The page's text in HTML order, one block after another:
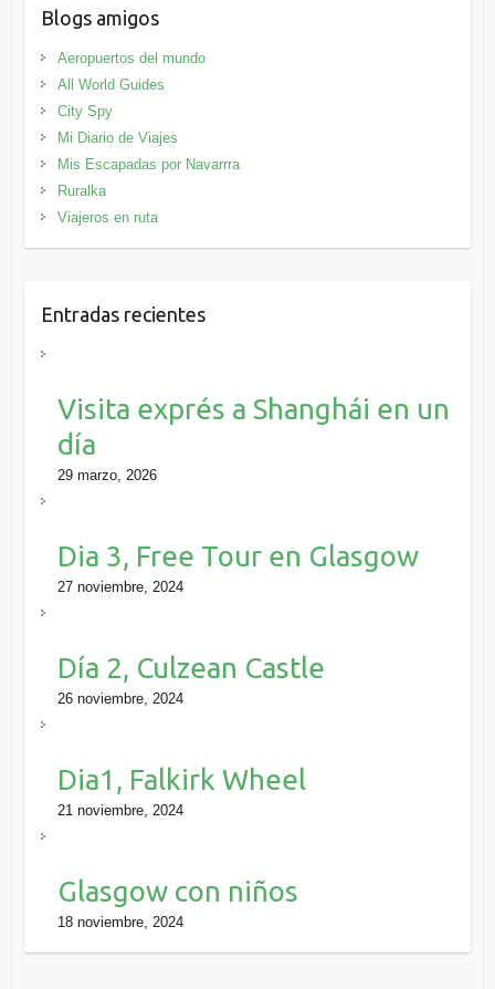
Blogs amigos
Aeropuertos del mundo
All World Guides
City Spy
Mi Diario de Viajes
Mis Escapadas por Navarrra
Ruralka
Viajeros en ruta
Entradas recientes
Visita exprés a Shanghái en un
día
29 marzo, 2026
Dia 3, Free Tour en Glasgow
27 noviembre, 2024
Día 2, Culzean Castle
26 noviembre, 2024
Dia1, Falkirk Wheel
21 noviembre, 2024
Glasgow con niños
18 noviembre, 2024